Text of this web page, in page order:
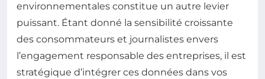
environnementales constitue un autre levier
puissant. Étant donné la sensibilité croissante
des consommateurs et journalistes envers
l’engagement responsable des entreprises, il est
stratégique d’intégrer ces données dans vos